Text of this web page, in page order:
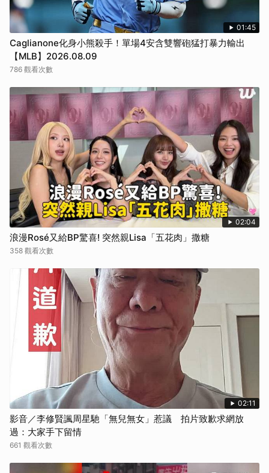
01:45
Caglianone化身小熊殺手！單場4安含雙響砲猛打暴力輸出
【MLB】2026.08.09
786 觀看次數
02:04
浪漫Rosé又給BP驚喜! 突然親Lisa「五花肉」撒糖
358 觀看次數
02:11
影音／李修賢諷周星馳「無兒無女」惹議 拍片致歉求網放
過：大家手下留情
661 觀看次數